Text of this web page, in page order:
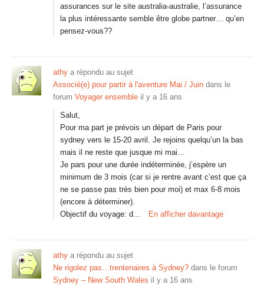
assurances sur le site australia-australie, l’assurance
la plus intéressante semble être globe partner… qu’en
pensez-vous??
athy a répondu au sujet
Associé(e) pour partir à l'aventure Mai / Juin dans le
forum Voyager ensemble il y a 16 ans
Salut,
Pour ma part je prévois un départ de Paris pour
sydney vers le 15-20 avril. Je rejoins quelqu’un la bas
mais il ne reste que jusque mi mai…
Je pars pour une durée indéterminée, j’espère un
minimum de 3 mois (car si je rentre avant c’est que ça
ne se passe pas très bien pour moi) et max 6-8 mois
(encore à déterminer).
Objectif du voyage: d…
En afficher davantage
athy a répondu au sujet
Ne rigolez pas…trentenaires à Sydney? dans le forum
Sydney – New South Wales il y a 16 ans